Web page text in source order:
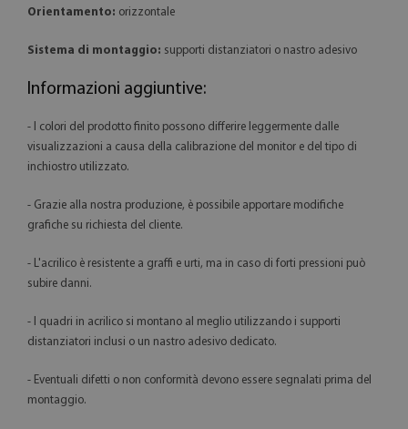
Orientamento: orizzontale
Sistema di montaggio: supporti distanziatori o nastro adesivo
Informazioni aggiuntive:
- I colori del prodotto finito possono differire leggermente dalle
visualizzazioni a causa della calibrazione del monitor e del tipo di
inchiostro utilizzato.
- Grazie alla nostra produzione, è possibile apportare modifiche
grafiche su richiesta del cliente.
- L'acrilico è resistente a graffi e urti, ma in caso di forti pressioni può
subire danni.
- I quadri in acrilico si montano al meglio utilizzando i supporti
distanziatori inclusi o un nastro adesivo dedicato.
- Eventuali difetti o non conformità devono essere segnalati prima del
montaggio.